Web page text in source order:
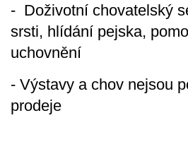
- Doživotní chovatelský
srsti, hlídání pejska,
uchovnění
- Výstavy a chov nejsou
prodeje